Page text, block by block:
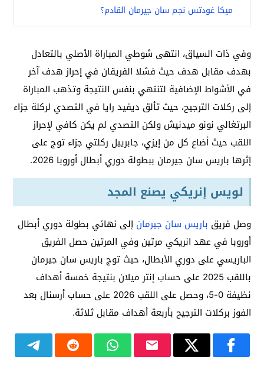
ميكا غودتس نجم سان جيرمان القادم؟
وفي ذات السياق، انتهى شوطي المباراة الأصلي بالتعادل
بهدف مقابل هدف حيث فشلا الفريقان في إحراز هدف آخر
في الأشواط الإضافية لتنتهي بنفس النتيجة وتذهب المباراة
إلى ركلات الترجيح، حيث تألق ديفيد رايا في التصدي لركلة جزاء
البرتغالي نونو ميدنيش ولكن التصدي لم يكن كافي لإحراز
اللقب حيث أضاع كل من إيزي، جابرييل ركلتي جزاء توج على
إثرها باريس سان جيرمان ببطولة دوري أبطال أوروبا 2026.
لويس إنريكي يصنع المجد
وصل فريق باريس سان جيرمان إلى نهائي بطولة دوري أبطال
أوروبا في عهد انريكي مرتين وفي المرتين حصل الفريق
الباريسي على دوري الأبطال، حيث توج باريس سان جيرمان
باللقب 2025 على حساب إنتر ميلان بنتيجة خمسة أهداف
نظيفة 0-5، وحصل على اللقب 2026 على حساب أرسنال بعد
الفوز بركلات الترجيح بأربعة أهداف مقابل ثلاثة.